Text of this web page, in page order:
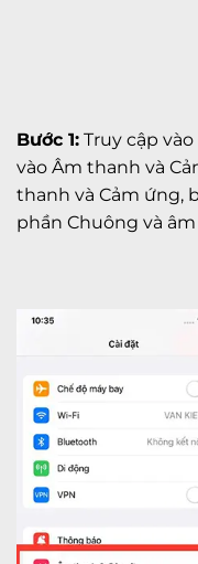
Bước 1: Truy cập
vào Âm thanh và
thanh và Cảm ứng,
phần Chuông và âm